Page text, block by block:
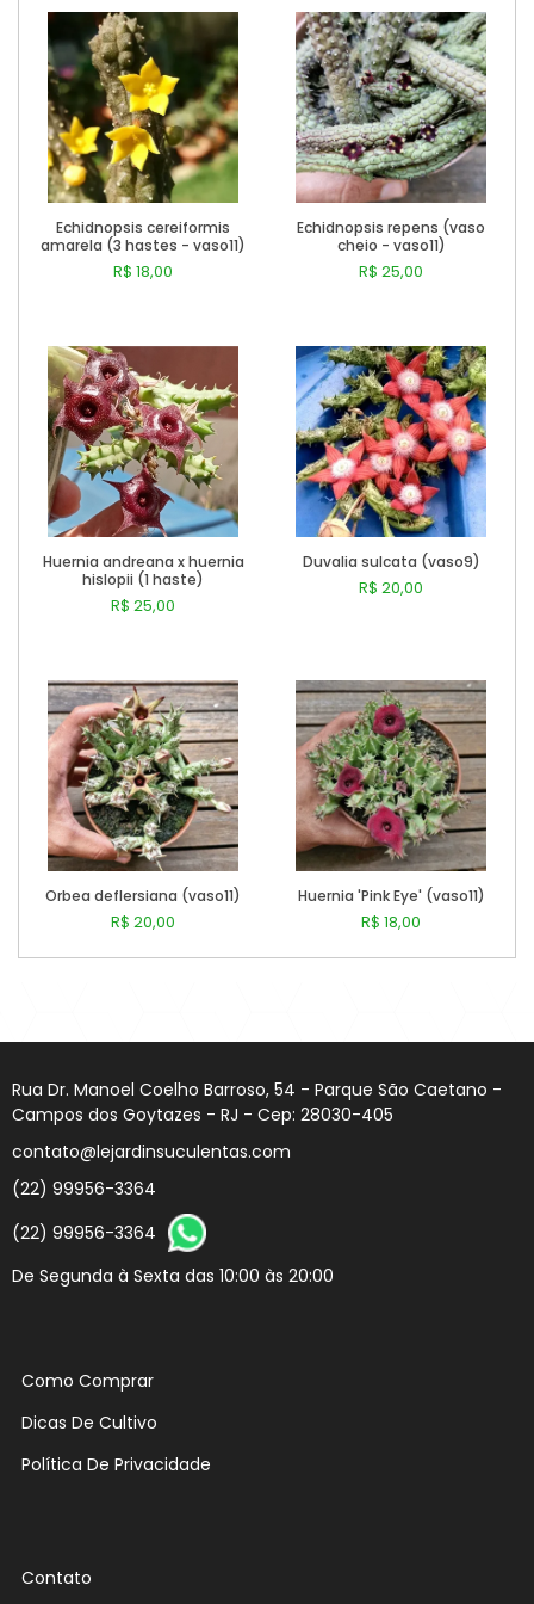
Echidnopsis cereiformis
amarela (3 hastes - vaso11)
R$ 18,00
Echidnopsis repens (vaso
cheio - vaso11)
R$ 25,00
Huernia andreana x huernia
hislopii (1 haste)
R$ 25,00
Duvalia sulcata (vaso9)
R$ 20,00
Orbea deflersiana (vaso11)
R$ 20,00
Huernia 'Pink Eye' (vaso11)
R$ 18,00
Rua Dr. Manoel Coelho Barroso, 54 - Parque São Caetano -
Campos dos Goytazes - RJ - Cep: 28030-405
contato@lejardinsuculentas.com
(22) 99956-3364
(22) 99956-3364
De Segunda à Sexta das 10:00 às 20:00
Como Comprar
Dicas De Cultivo
Política De Privacidade
Contato